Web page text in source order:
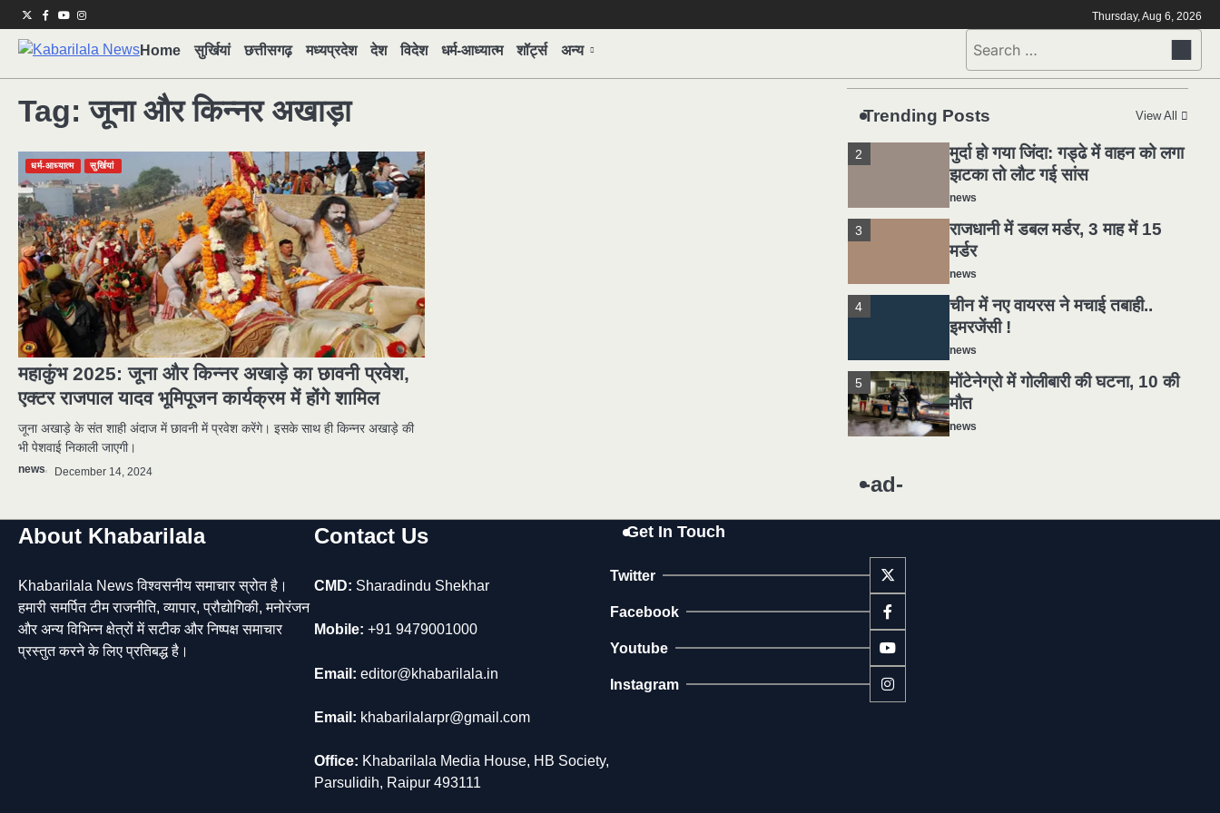
Skip
to
content
Twitter
Facebook
YoutubeInstagram Thursday, Aug 6, 2026
Home सुर्खियां छत्तीसगढ़ मध्यप्रदेश देश विदेश धर्म-आध्यात्म शॉर्ट्स अन्य
Search
Tag:जूना और किन्नर अखाड़ा
धर्म-आध्यात्म सुर्खियां
महाकुंभ 2025: जूना और किन्नर अखाड़े का छावनी प्रवेश,
एक्टर राजपाल यादव भूमिपूजन कार्यक्रम में होंगे शामिल
जूना अखाड़े के संत शाही अंदाज में छावनी में प्रवेश करेंगे। इसके साथ ही किन्नर अखाड़े की
भी पेशवाई निकाली जाएगी।
news December 14, 2024
Trending Posts View All
news
1
यमदूत बना डॉक्टर, 6 लोगों को रौंदा, 2
news
2
मुर्दा हो गया जिंदा: गड्ढे में वाहन को लगा
झटका तो लौट गई सांस
news
3
राजधानी में डबल मर्डर, 3 माह में 15
मर्डर
news
4
चीन में नए वायरस ने मचाई तबाही..
इमरजेंसी !
news
5
मोंटेनेग्रो में गोलीबारी की घटना, 10 की
मौत
news
3
4
-ad-
About Khabarilala
Khabarilala News विश्वसनीय समाचार स्रोत है।
हमारी समर्पित टीम राजनीति, व्यापार, प्रौद्योगिकी, मनोरंजन
और अन्य विभिन्न क्षेत्रों में सटीक और निष्पक्ष समाचार
प्रस्तुत करने के लिए प्रतिबद्ध है।
Contact Us
CMD: Sharadindu Shekhar
Mobile: +91 9479001000
Email: editor@khabarilala.in
Email: khabarilalarpr@gmail.com
Office: Khabarilala Media House, HB Society,
Parsulidih, Raipur 493111
Get In Touch
Twitter
Facebook
Youtube
Instagram